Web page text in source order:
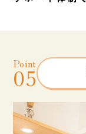
Point
05